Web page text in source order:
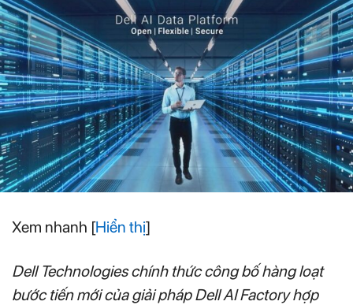
Xem nhanh [Hiển thị]
Dell Technologies chính thức công bố hàng loạt
bước tiến mới của giải pháp Dell AI Factory hợp